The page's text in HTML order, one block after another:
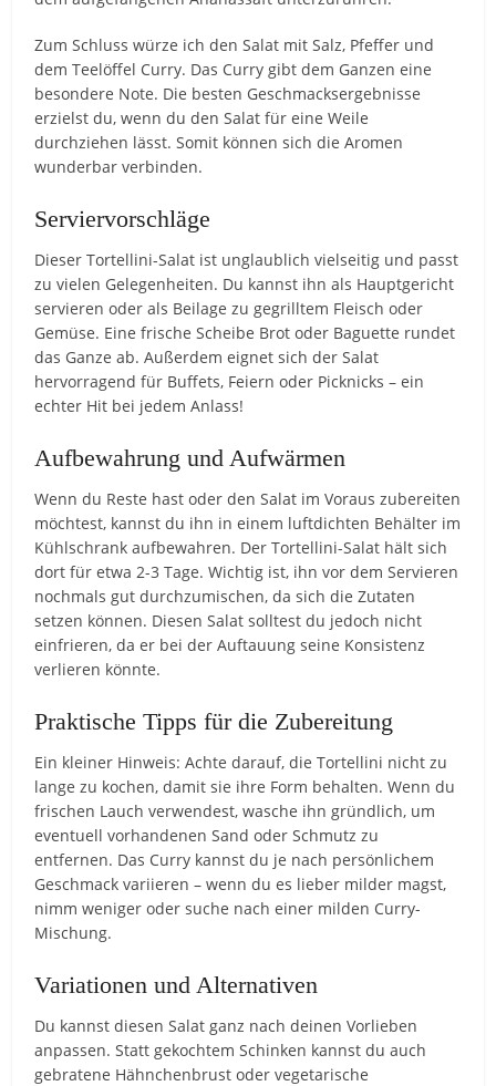
Zum Schluss würze ich den Salat mit Salz, Pfeffer und
dem Teelöffel Curry. Das Curry gibt dem Ganzen eine
besondere Note. Die besten Geschmacksergebnisse
erzielst du, wenn du den Salat für eine Weile
durchziehen lässt. Somit können sich die Aromen
wunderbar verbinden.
Serviervorschläge
Dieser Tortellini-Salat ist unglaublich vielseitig und passt
zu vielen Gelegenheiten. Du kannst ihn als Hauptgericht
servieren oder als Beilage zu gegrilltem Fleisch oder
Gemüse. Eine frische Scheibe Brot oder Baguette rundet
das Ganze ab. Außerdem eignet sich der Salat
hervorragend für Buffets, Feiern oder Picknicks – ein
echter Hit bei jedem Anlass!
Aufbewahrung und Aufwärmen
Wenn du Reste hast oder den Salat im Voraus zubereiten
möchtest, kannst du ihn in einem luftdichten Behälter im
Kühlschrank aufbewahren. Der Tortellini-Salat hält sich
dort für etwa 2-3 Tage. Wichtig ist, ihn vor dem Servieren
nochmals gut durchzumischen, da sich die Zutaten
setzen können. Diesen Salat solltest du jedoch nicht
einfrieren, da er bei der Auftauung seine Konsistenz
verlieren könnte.
Praktische Tipps für die Zubereitung
Ein kleiner Hinweis: Achte darauf, die Tortellini nicht zu
lange zu kochen, damit sie ihre Form behalten. Wenn du
frischen Lauch verwendest, wasche ihn gründlich, um
eventuell vorhandenen Sand oder Schmutz zu
entfernen. Das Curry kannst du je nach persönlichem
Geschmack variieren – wenn du es lieber milder magst,
nimm weniger oder suche nach einer milden Curry-
Mischung.
Variationen und Alternativen
Du kannst diesen Salat ganz nach deinen Vorlieben
anpassen. Statt gekochtem Schinken kannst du auch
gebratene Hähnchenbrust oder vegetarische